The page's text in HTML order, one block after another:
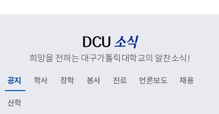
학의 지속적인 발전과 구성원 모두를 위해 강복했다.이어
성당과 중앙도서관, 모빌리티체험관, 기숙사, 박물관 등 효
성캠퍼스 주요 시설을 둘러보며 학생들의 교육과 생활이
간직한 공간부터 미래 산업 인재 양성을 위한 교육시설까
지 폭넓게 방문하며 우리 대학의 교육환경과 발전상을 확
인했다.이번 방문은 사랑과 봉사의 교육이념을 바탕으로
DCU 소식
희망을 전하는 대구가톨릭대학교의 알찬소식 !
공지 학사 장학 봉사 진로 언론보도 채용
산학